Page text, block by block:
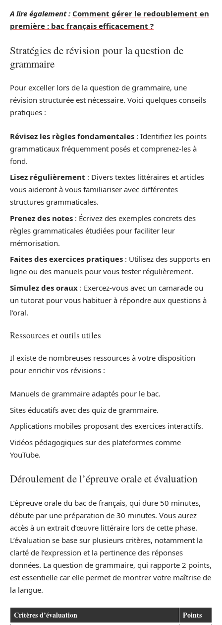
A lire également : Comment gérer le redoublement en
première : bac français efficacement ?
Stratégies de révision pour la question de
grammaire
Pour exceller lors de la question de grammaire, une
révision structurée est nécessaire. Voici quelques conseils
pratiques :
Révisez les règles fondamentales : Identifiez les points
grammaticaux fréquemment posés et comprenez-les à
fond.
Lisez régulièrement : Divers textes littéraires et articles
vous aideront à vous familiariser avec différentes
structures grammaticales.
Prenez des notes : Écrivez des exemples concrets des
règles grammaticales étudiées pour faciliter leur
mémorisation.
Faites des exercices pratiques : Utilisez des supports en
ligne ou des manuels pour vous tester régulièrement.
Simulez des oraux : Exercez-vous avec un camarade ou
un tutorat pour vous habituer à répondre aux questions à
l’oral.
Ressources et outils utiles
Il existe de nombreuses ressources à votre disposition
pour enrichir vos révisions :
Manuels de grammaire adaptés pour le bac.
Sites éducatifs avec des quiz de grammaire.
Applications mobiles proposant des exercices interactifs.
Vidéos pédagogiques sur des plateformes comme
YouTube.
Déroulement de l’épreuve orale et évaluation
L’épreuve orale du bac de français, qui dure 50 minutes,
débute par une préparation de 30 minutes. Vous aurez
accès à un extrait d’œuvre littéraire lors de cette phase.
L’évaluation se base sur plusieurs critères, notamment la
clarté de l’expression et la pertinence des réponses
données. La question de grammaire, qui rapporte 2 points,
est essentielle car elle permet de montrer votre maîtrise de
la langue.
Critères d’évaluation Points